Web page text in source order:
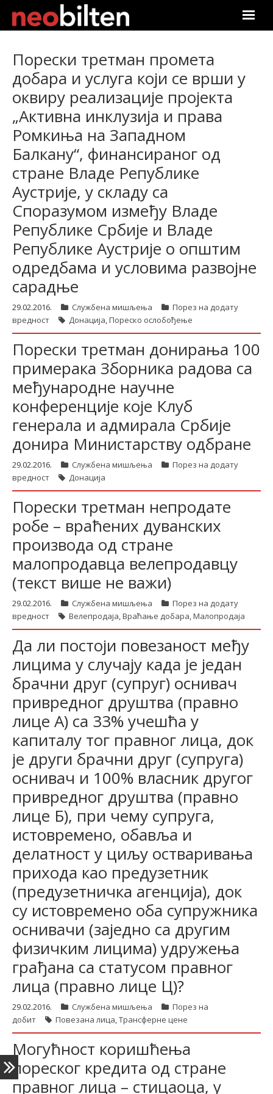
Претрага
Актуелно
Подаци
Линкови
О нама
Претплата
Пријава
latinica
Порески третман промета
добара и услуга који се врши у
оквиру реализације пројекта
„Активна инклузија и права
Ромкиња на Западном
Балкану“, финансираног од
стране Владе Републике
Аустрије, у складу са
Споразумом између Владе
Републике Србије и Владе
Републике Аустрије о општим
одредбама и условима развојне
сарадње
29.02.2016. Службена мишљења
Порез на додату
вредност
Донација,Пореско ослобођење
Порески третман донирања 100
примерака Зборника радова са
међународне научне
конференције које Клуб
генерала и адмирала Србије
донира Министарству одбране
29.02.2016. Службена мишљења
Порез на додату
вредност
Донација
Порески третман непродате
робе – враћених дуванских
производа од стране
малопродавца велепродавцу
(текст више не важи)
29.02.2016. Службена мишљења
Порез на додату
вредност
Велепродаја,Враћање добара,Малопродаја
Да ли постоји повезаност међу
лицима у случају када је један
брачни друг (супруг) оснивач
привредног друштва (правно
лице А) са 33% учешћа у
капиталу тог правног лица, док
је други брачни друг (супруга)
оснивач и 100% власник другог
привредног друштва (правно
лице Б), при чему супруга,
истовремено, обавља и
делатност у циљу остваривања
прихода као предузетник
(предузетничка агенција), док
су истовремено оба супружника
оснивачи (заједно са другим
физичким лицима) удружења
грађана са статусом правног
лица (правно лице Ц)?
29.02.2016. Службена мишљења
Порез на
добит
Повезана лица,Трансферне цене
Могућност коришћења
пореског кредита од стране
правног лица – стицаоца, у